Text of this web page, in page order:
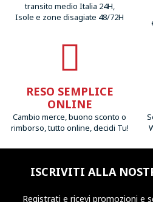
transito medio Italia 24H,
Isole e zone disagiate 48/72H
RESO SEMPLICE
ONLINE
Cambio merce, buono sconto o
rimborso, tutto online, decidi Tu!
ISCRIVITI ALLA
Registrati e ricevi promozioni e